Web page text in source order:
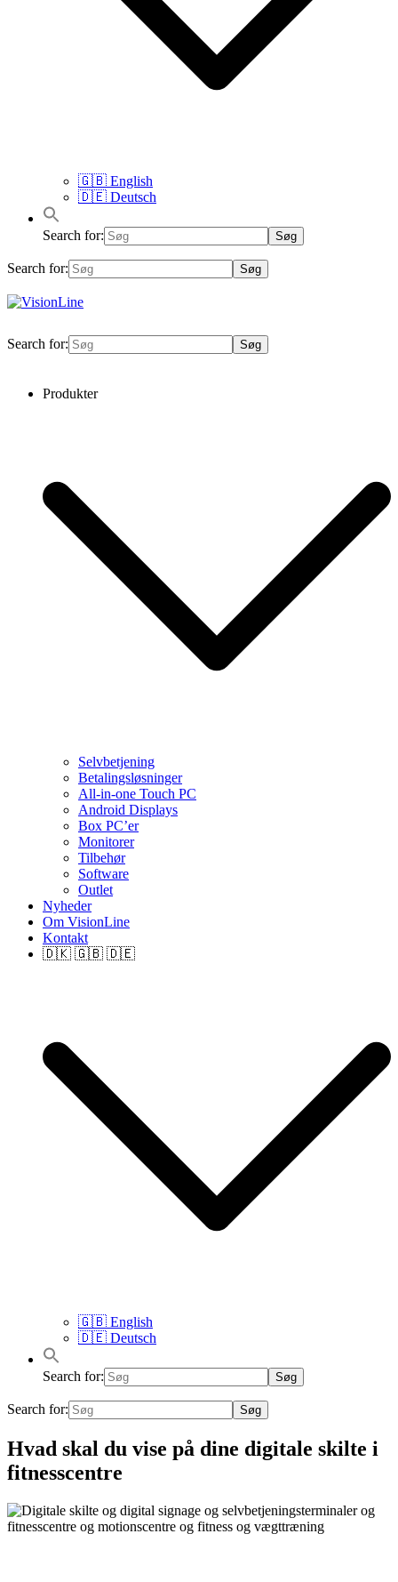
🇬🇧 English
🇩🇪 Deutsch
Search for:
Search for:
Search for:
Produkter
Selvbetjening
Betalingsløsninger
All-in-one Touch PC
Android Displays
Box PC’er
Monitorer
Tilbehør
Software
Outlet
Nyheder
Om VisionLine
Kontakt
🇩🇰 🇬🇧 🇩🇪
🇬🇧 English
🇩🇪 Deutsch
Search for:
Search for:
Hvad skal du vise på dine digitale skilte i
fitnesscentre